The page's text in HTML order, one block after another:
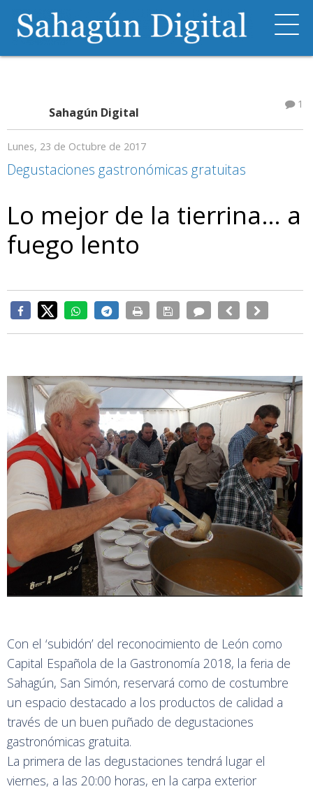
Sahagún Digital
1
Lunes, 23 de Octubre de 2017
Degustaciones gastronómicas gratuitas
Lo mejor de la tierrina… a
fuego lento
Con el ‘subidón’ del reconocimiento de León como
Capital Española de la Gastronomía 2018, la feria de
Sahagún, San Simón, reservará como de costumbre
un espacio destacado a los productos de calidad a
través de un buen puñado de degustaciones
gastronómicas gratuita.
La primera de las degustaciones tendrá lugar el
viernes, a las 20:00 horas, en la carpa exterior